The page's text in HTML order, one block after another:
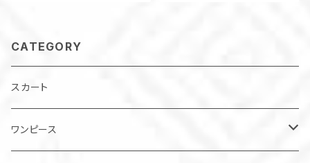
CATEGORY
スカート
ワンピース